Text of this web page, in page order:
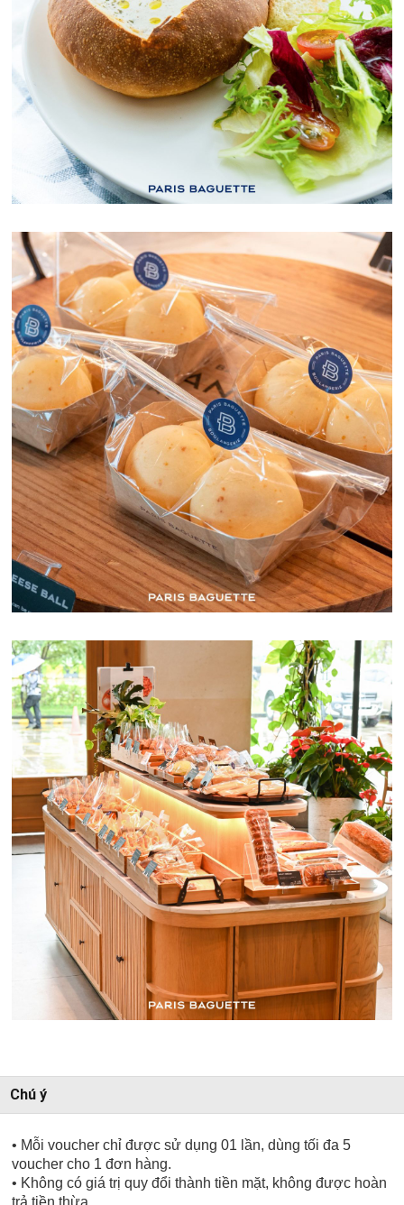
Chú ý
• Mỗi voucher chỉ được sử dụng 01 lần, dùng tối đa 5
voucher cho 1 đơn hàng.
• Không có giá trị quy đổi thành tiền mặt, không được hoàn
trả tiền thừa.